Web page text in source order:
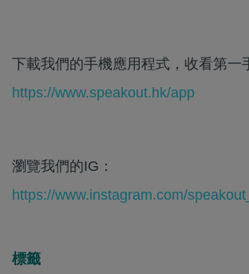
下載我們的手機應用程式，收看第一
https://www.speakout.hk/app
瀏覽我們的IG：
https://www.instagram.com/
標籤